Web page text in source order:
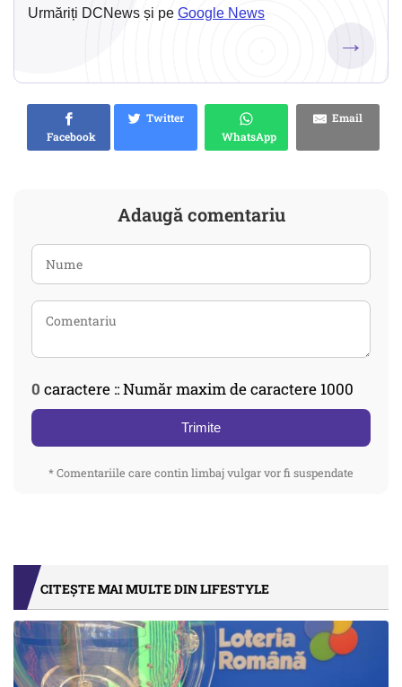
Urmăriți DCNews și pe Google News
→
Facebook
Twitter
WhatsApp
Email
Adaugă comentariu
0 caractere :: Număr maxim de caractere 1000
Trimite
* Comentariile care contin limbaj vulgar vor fi suspendate
CITEȘTE MAI MULTE DIN LIFESTYLE